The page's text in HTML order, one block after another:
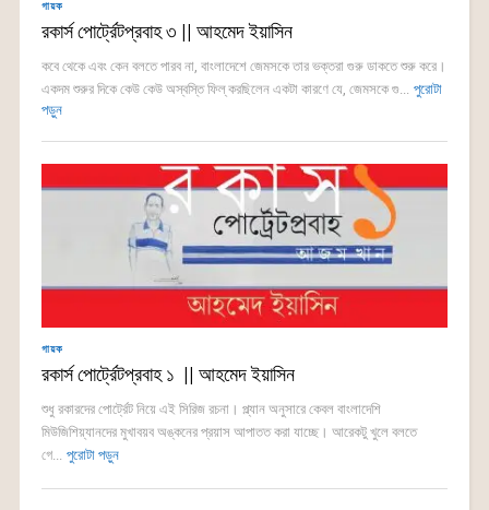
গায়ক
রকার্স পোর্ট্রেটপ্রবাহ ৩ || আহমেদ ইয়াসিন
কবে থেকে এবং কেন বলতে পারব না, বাংলাদেশে জেমসকে তার ভক্তরা গুরু ডাকতে শুরু করে।
একদম শুরুর দিকে কেউ কেউ অস্বস্তি ফিল্ করছিলেন একটা কারণে যে, জেমসকে গু... পুরোটা
পড়ুন
গায়ক
রকার্স পোর্ট্রেটপ্রবাহ ১ || আহমেদ ইয়াসিন
শুধু রকারদের পোর্ট্রেট নিয়ে এই সিরিজ রচনা। প্ল্যান অনুসারে কেবল বাংলাদেশি
মিউজিশিয়্যানদের মুখাবয়ব অঙ্কনের প্রয়াস আপাতত করা যাচ্ছে। আরেকটু খুলে বলতে
গে... পুরোটা পড়ুন